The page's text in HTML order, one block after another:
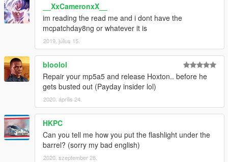
__XxCameronxX__
im reading the read me and i dont have the
mcpatchday8ng or whatever it is
2019. július 15.
bloolol
Repair your mp5a5 and release Hoxton.. before he
gets busted out (Payday insider lol)
2020. április 24.
HKPC
Can you tell me how you put the flashlight under the
barrel? (sorry my bad english)
2020. szeptember 28.